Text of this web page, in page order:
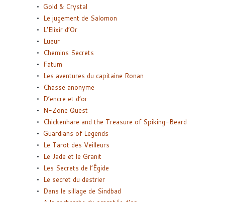
Gold & Crystal
Le jugement de Salomon
L’Elixir d’Or
Lueur
Chemins Secrets
Fatum
Les aventures du capitaine Ronan
Chasse anonyme
D’encre et d’or
N-Zone Quest
Chickenhare and the Treasure of Spiking-Beard
Guardians of Legends
Le Tarot des Veilleurs
Le Jade et le Granit
Les Secrets de l’Égide
Le secret du destrier
Dans le sillage de Sindbad